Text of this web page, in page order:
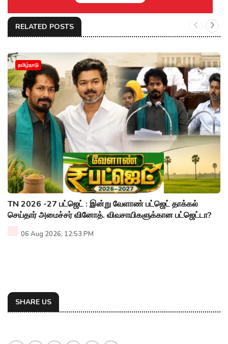
RELATED POSTS
தமிழ்நாடு
TN 2026 -27 பட்ஜெட் : இன்று வேளாண் பட்ஜெட் தாக்கல்
செய்தார் அமைச்சர் வினோத். விவசாயிகளுக்கான பட்ஜெட்டா?
06 Aug 2026, 12:53 PM
SHARE US